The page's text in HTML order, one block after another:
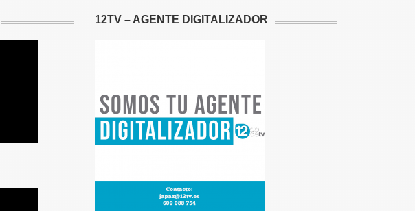
12TV – AGENTE DIGITALIZADOR